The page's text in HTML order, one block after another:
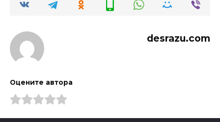
desrazu.com
Оцените автора